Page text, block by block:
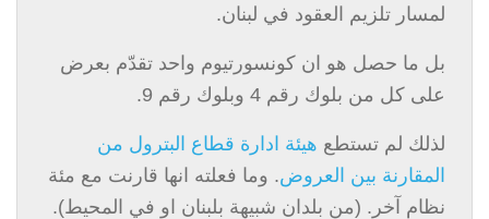
لمسار تلزيم العقود في لبنان.
بل ما حصل هو ان كونسورتيوم واحد تقدّم بعرض
على كل من بلوك رقم 4 وبلوك رقم 9.
لذلك لم تستطع هيئة ادارة قطاع البترول من
المقارنة بين العروض. وما فعلته انها قارنت مع مئة
نظام آخر. (من بلدان شبيهة بلبنان او في المحيط).